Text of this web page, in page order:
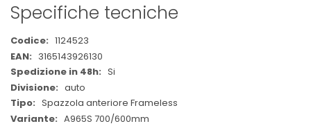
Specifiche tecniche
Maggiori
Informazioni
1124523
3165143926130
Si
auto
Spazzola anteriore Frameless
A965S 700/600mm